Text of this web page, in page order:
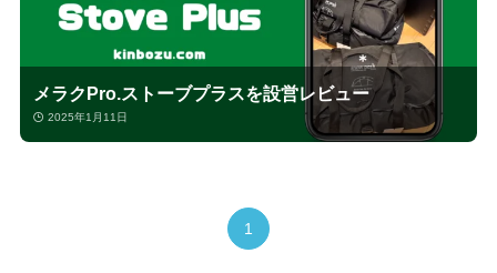
メラクPro.ストーブプラスを設営レビュー
2025年1月11日
1